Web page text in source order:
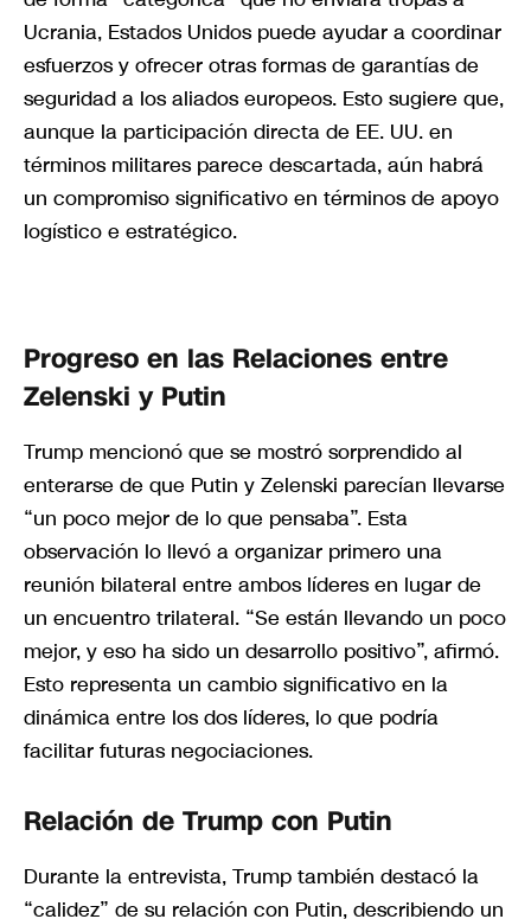
Ucrania, Estados Unidos puede ayudar a coordinar
esfuerzos y ofrecer otras formas de garantías de
seguridad a los aliados europeos. Esto sugiere que,
aunque la participación directa de EE. UU. en
términos militares parece descartada, aún habrá
un compromiso significativo en términos de apoyo
logístico e estratégico.
Progreso en las Relaciones entre
Zelenski y Putin
Trump mencionó que se mostró sorprendido al
enterarse de que Putin y Zelenski parecían llevarse
“un poco mejor de lo que pensaba”. Esta
observación lo llevó a organizar primero una
reunión bilateral entre ambos líderes en lugar de
un encuentro trilateral. “Se están llevando un poco
mejor, y eso ha sido un desarrollo positivo”, afirmó.
Esto representa un cambio significativo en la
dinámica entre los dos líderes, lo que podría
facilitar futuras negociaciones.
Relación de Trump con Putin
Durante la entrevista, Trump también destacó la
“calidez” de su relación con Putin, describiendo un